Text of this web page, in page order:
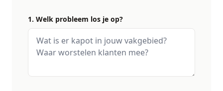
1. Welk probleem los je op?